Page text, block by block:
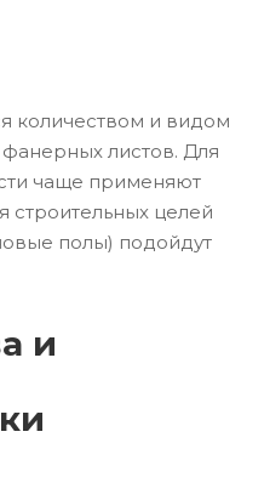
количеством и видом
листов. Для
чаще применяют
строительных целей
полы) подойдут
и